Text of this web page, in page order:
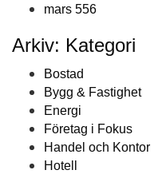
mars 556
Arkiv: Kategori
Bostad
Bygg & Fastighet
Energi
Företag i Fokus
Handel och Kontor
Hotell